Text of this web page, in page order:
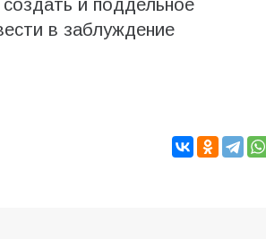
и поддельное
в заблуждение